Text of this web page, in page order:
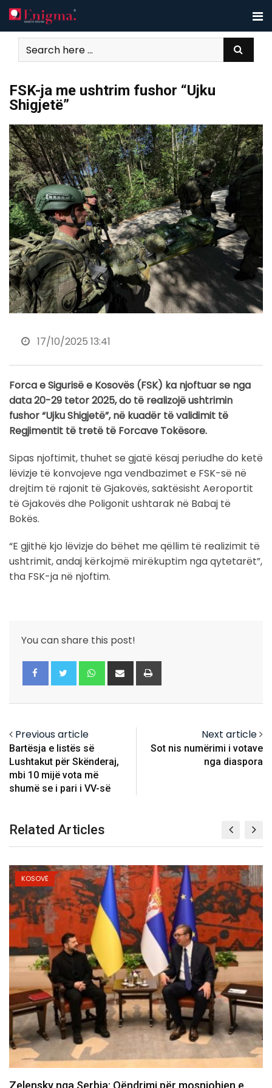
Skip
to
content
FSK-ja me ushtrim fushor “Ujku
Shigjetë”
17/10/2025 13:41
Forca e Sigurisë e Kosovës (FSK) ka njoftuar se nga
data 20-29 tetor 2025, do të realizojë ushtrimin
fushor “Ujku Shigjetë”, në kuadër të validimit të
Regjimentit të tretë të Forcave Tokësore.
Sipas njoftimit, thuhet se gjatë kësaj periudhe do ketë
lëvizje të konvojeve nga vendbazimet e FSK-së në
drejtim të rajonit të Gjakovës, saktësisht Aeroportit
të Gjakovës dhe Poligonit ushtarak në Babaj të
Bokës.
“E gjithë kjo lëvizje do bëhet me qëllim të realizimit të
ushtrimit, andaj kërkojmë mirëkuptim nga qytetarët”,
tha FSK-ja në njoftim.
You can share this post!
Whatsapp
Share
via
Previous article
Bartësja e listës së
Lushtakut për Skënderaj,
mbi 10 mijë vota më
shumë se i pari i VV-së
Next article
Sot nis numërimi i votave
nga diaspora
Related Articles
KOSOVË
Aksident i rëndë në Prishtinë, një i vdekur dhe një…